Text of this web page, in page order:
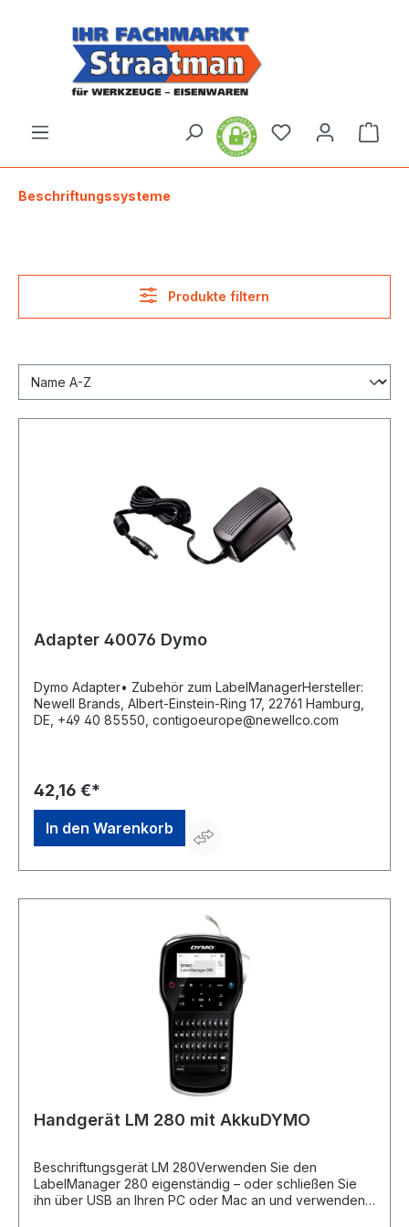
Beschriftungssysteme
Produkte filtern
Adapter 40076 Dymo
Dymo Adapter• Zubehör zum LabelManagerHersteller:
Newell Brands, Albert-Einstein-Ring 17, 22761 Hamburg,
DE, +49 40 85550, contigoeurope@newellco.com
42,16 €*
In den Warenkorb
Handgerät LM 280 mit AkkuDYMO
Beschriftungsgerät LM 280Verwenden Sie den
LabelManager 280 eigenständig – oder schließen Sie
ihn über USB an Ihren PC oder Mac an und verwenden